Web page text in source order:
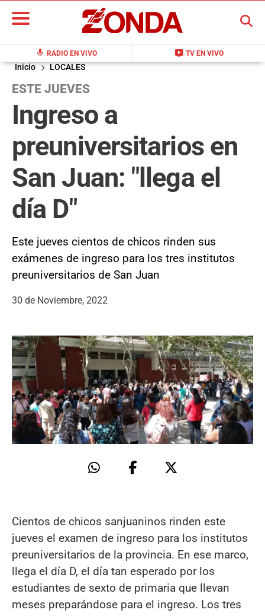
mic RADIO EN VIVO live_tv TV EN VIVO
BUSCAR
Inicio LOCALES
ESTE JUEVES
Ingreso a
preuniversitarios en
San Juan: "llega el
día D"
Este jueves cientos de chicos rinden sus
exámenes de ingreso para los tres institutos
preuniversitarios de San Juan
30 de Noviembre, 2022
Cientos de chicos sanjuaninos rinden este
jueves el examen de ingreso para los institutos
preuniversitarios de la provincia. En ese marco,
llega el día D, el día tan esperado por los
estudiantes de sexto de primaria que llevan
meses preparándose para el ingreso. Los tres